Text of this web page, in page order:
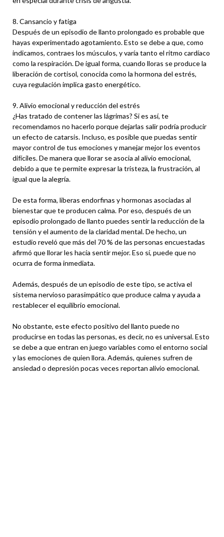
8. Cansancio y fatiga
Después de un episodio de llanto prolongado es probable que
hayas experimentado agotamiento. Esto se debe a que, como
indicamos, contraes los músculos, y varía tanto el ritmo cardíaco
como la respiración. De igual forma, cuando lloras se produce la
liberación de cortisol, conocida como la hormona del estrés,
cuya regulación implica gasto energético.
9. Alivio emocional y reducción del estrés
¿Has tratado de contener las lágrimas? Si es así, te
recomendamos no hacerlo porque dejarlas salir podría producir
un efecto de catarsis. Incluso, es posible que puedas sentir
mayor control de tus emociones y manejar mejor los eventos
difíciles. De manera que llorar se asocia al alivio emocional,
debido a que te permite expresar la tristeza, la frustración, al
igual que la alegría.
De esta forma, liberas endorfinas y hormonas asociadas al
bienestar que te producen calma. Por eso, después de un
episodio prolongado de llanto puedes sentir la reducción de la
tensión y el aumento de la claridad mental. De hecho, un
estudio reveló que más del 70 % de las personas encuestadas
afirmó que llorar les hacía sentir mejor. Eso sí, puede que no
ocurra de forma inmediata.
Además, después de un episodio de este tipo, se activa el
sistema nervioso parasimpático que produce calma y ayuda a
restablecer el equilibrio emocional.
No obstante, este efecto positivo del llanto puede no
producirse en todas las personas, es decir, no es universal. Esto
se debe a que entran en juego variables como el entorno social
y las emociones de quien llora. Además, quienes sufren de
ansiedad o depresión pocas veces reportan alivio emocional.